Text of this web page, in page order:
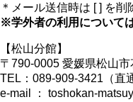
＊メール送信時は [ ] を削
※学外者の利用について
【松山分館】
〒790-0005 愛媛県松山
TEL：089-909-3421（直
e-mail ： toshokan-